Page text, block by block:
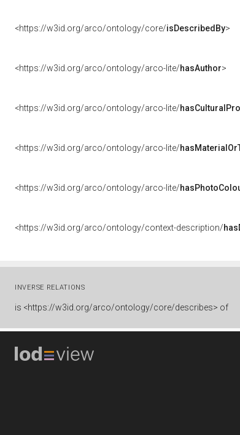
<https://w3id.org/arco/ontology/core/isDescribedBy>
<https://w3id.org/arco/ontology/arco-lite/hasAuthor>
<https://w3id.org/arco/ontology/arco-lite/
<https://w3id.org/arco/ontology/arco-lite/
<https://w3id.org/arco/ontology/arco-lite/
<https://w3id.org/arco/ontology/context-description/
INVERSE RELATIONS
is <https://w3id.org/arco/ontology/core/describes> of